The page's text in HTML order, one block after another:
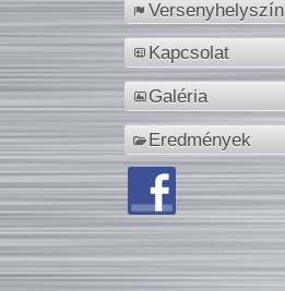
Versenyhelyszín
Kapcsolat
Galéria
Eredmények